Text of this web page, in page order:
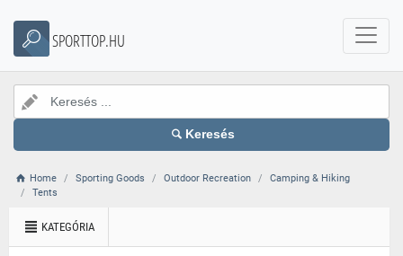
SPORTTOP.HU
Keresés
Home Sporting Goods Outdoor Recreation
Camping & Hiking
Tents
KATEGÓRIA